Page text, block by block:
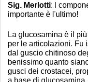
Sig. Merlotti: I
importante è l'ultimo!
La glucosamina è il
per le articolazioni. Fu
dal guscio chitinoso
benissimo quanto
gusci dei crostacei,
a base di